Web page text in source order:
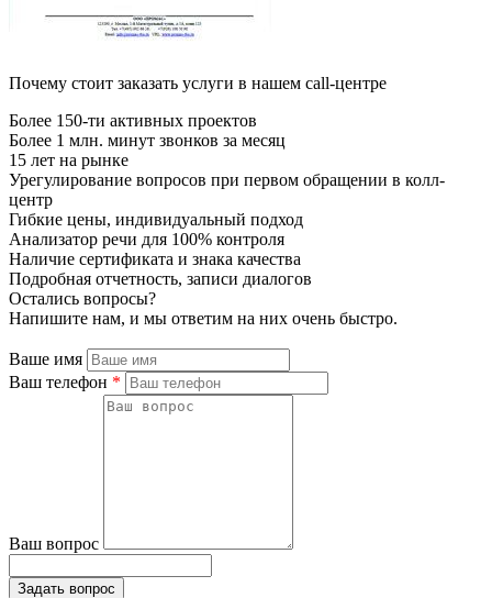
Почему стоит заказать услуги в нашем call-центре
Более 150-ти активных проектов
Более 1 млн. минут звонков за месяц
15 лет на рынке
Урегулирование вопросов при первом обращении в колл-
центр
Гибкие цены, индивидуальный подход
Анализатор речи для 100% контроля
Наличие сертификата и знака качества
Подробная отчетность, записи диалогов
Остались вопросы?
Напишите нам, и мы ответим на них очень быстро.
Ваше имя
Ваш телефон *
Ваш вопрос
Задать вопрос